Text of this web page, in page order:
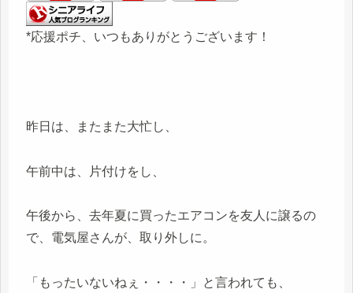
*応援ポチ、いつもありがとうございます！
昨日は、またまた大忙し、
午前中は、片付けをし、
午後から、去年夏に買ったエアコンを友人に譲るの
で、電気屋さんが、取り外しに。
「もったいないねぇ・・・・」と言われても、